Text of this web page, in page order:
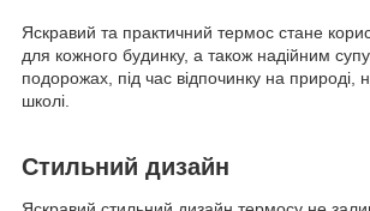
Яскравий та практичний термос стане
для кожного будинку, а також надійним
подорожах, під час відпочинку на природі,
школі.
Стильний дизайн